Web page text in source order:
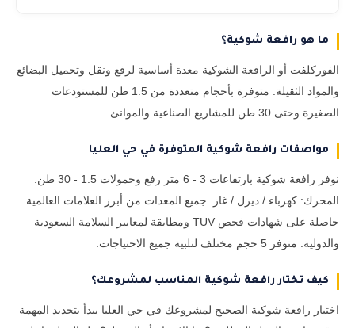
ما هو رافعة شوكية؟
الفوركلفت أو الرافعة الشوكية معدة أساسية لرفع ونقل وتحميل البضائع
والمواد الثقيلة. متوفرة بأحجام متعددة من 1.5 طن للمستودعات
الصغيرة وحتى 30 طن للمشاريع الصناعية والموانئ.
مواصفات رافعة شوكية المتوفرة في حي العليا
نوفر رافعة شوكية بارتفاعات 3 - 6 متر رفع وحمولات 1.5 - 30 طن.
المحرك: كهرباء / ديزل / غاز. جميع المعدات من أبرز العلامات العالمية
حاصلة على شهادات فحص TUV ومطابقة لمعايير السلامة السعودية
والدولية. متوفر 5 حجم مختلف لتلبية جميع الاحتياجات.
كيف تختار رافعة شوكية المناسب لمشروعك؟
اختيار رافعة شوكية الصحيح لمشروعك في حي العليا يبدأ بتحديد المهمة